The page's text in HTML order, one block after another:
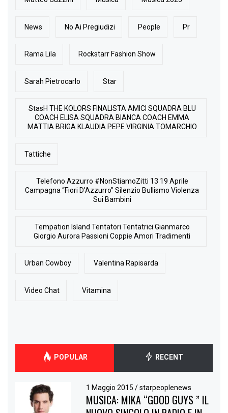
News No Ai Pregiudizi People Pr
Rama Lila Rockstarr Fashion Show
Sarah Pietrocarlo Star
StasH THE KOLORS FINALISTA AMICI SQUADRA BLU
COACH ELISA SQUADRA BIANCA COACH EMMA
MATTIA BRIGA KLAUDIA PEPE VIRGINIA TOMARCHIO
Tattiche
Telefono Azzurro #NonStiamoZitti 13 19 Aprile
Campagna “Fiori D’Azzurro” Silenzio Bullismo Violenza
Sui Bambini
Tempation Island Tentatori Tentatrici Gianmarco
Giorgio Aurora Passioni Coppie Amori Tradimenti
Urban Cowboy Valentina Rapisarda
Video Chat Vitamina
POPULAR RECENT
1 Maggio 2015/ starpeoplenews
MUSICA: MIKA “GOOD GUYS ” IL